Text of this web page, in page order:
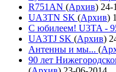
R751AN (Архив) 24-
UA3TN SK (Архив)
С юбилеем! U3TA -
UA3TJ SK (Архив)
Антенны и мы... (
90 лет